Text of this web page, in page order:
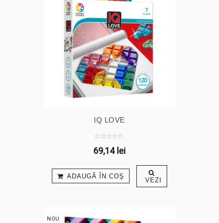
IQ LOVE
69,14 lei
ADAUGĂ ÎN COŞ VEZI
NOU